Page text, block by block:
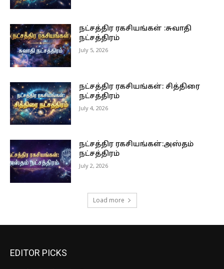
நட்சத்திர ரகசியங்கள் :சுவாதி
நட்சத்திரம்
July 5, 2026
நட்சத்திர ரகசியங்கள்: சித்திரை
நட்சத்திரம்
July 4, 2026
நட்சத்திர ரகசியங்கள்:அஸ்தம்
நட்சத்திரம்
July 2, 2026
Load more
EDITOR PICKS